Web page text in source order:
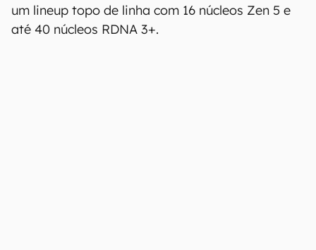
um lineup topo de linha com 16 núcleos Zen 5 e
até 40 núcleos RDNA 3+.